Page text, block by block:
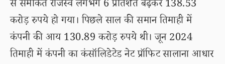
से समेकित राजस्व लगभग 6 प्रतिशत बढ़कर 138.53
करोड़ रुपये हो गया। पिछले साल की समान तिमाही में
कंपनी की आय 130.89 करोड़ रुपये थी। जून 2024
तिमाही में कंपनी का कंसॉलिडेटेड नेट प्रॉफिट सालाना आधार